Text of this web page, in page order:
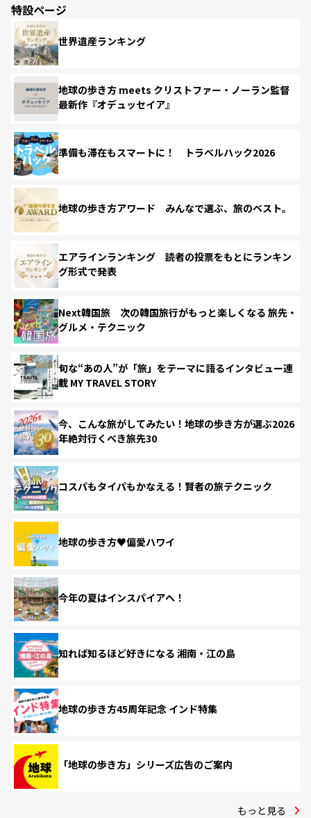
特設ページ
世界遺産ランキング
地球の歩き方 meets クリストファー・ノーラン監督
最新作『オデュッセイア』
準備も滞在もスマートに！ トラベルハック2026
地球の歩き方アワード みんなで選ぶ、旅のベスト。
エアラインランキング 読者の投票をもとにランキン
グ形式で発表
Next韓国旅 次の韓国旅行がもっと楽しくなる 旅先・
グルメ・テクニック
旬な“あの人”が「旅」をテーマに語るインタビュー連
載 MY TRAVEL STORY
今、こんな旅がしてみたい！地球の歩き方が選ぶ2026
年絶対行くべき旅先30
コスパもタイパもかなえる！賢者の旅テクニック
地球の歩き方♥偏愛ハワイ
今年の夏はインスパイアへ！
知れば知るほど好きになる 湘南・江の島
地球の歩き方45周年記念 インド特集
「地球の歩き方」シリーズ広告のご案内
もっと見る